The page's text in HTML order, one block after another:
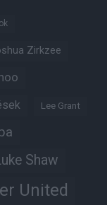
Zirkzee
Lee Grant
Shaw
United